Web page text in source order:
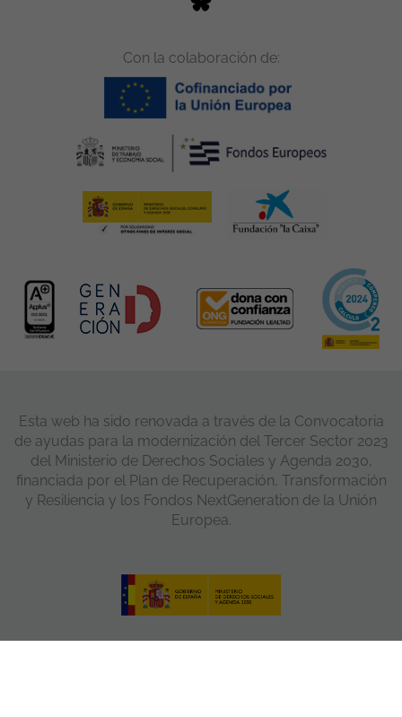
Con la colaboración de:
Esta web ha sido renovada a través de la Convocatoria
de ayudas para la modernización del Tercer Sector 2023
del Ministerio de Derechos Sociales y Agenda 2030,
financiada por el Plan de Recuperación, Transformación
y Resiliencia y los Fondos NextGeneration de la Unión
Europea.